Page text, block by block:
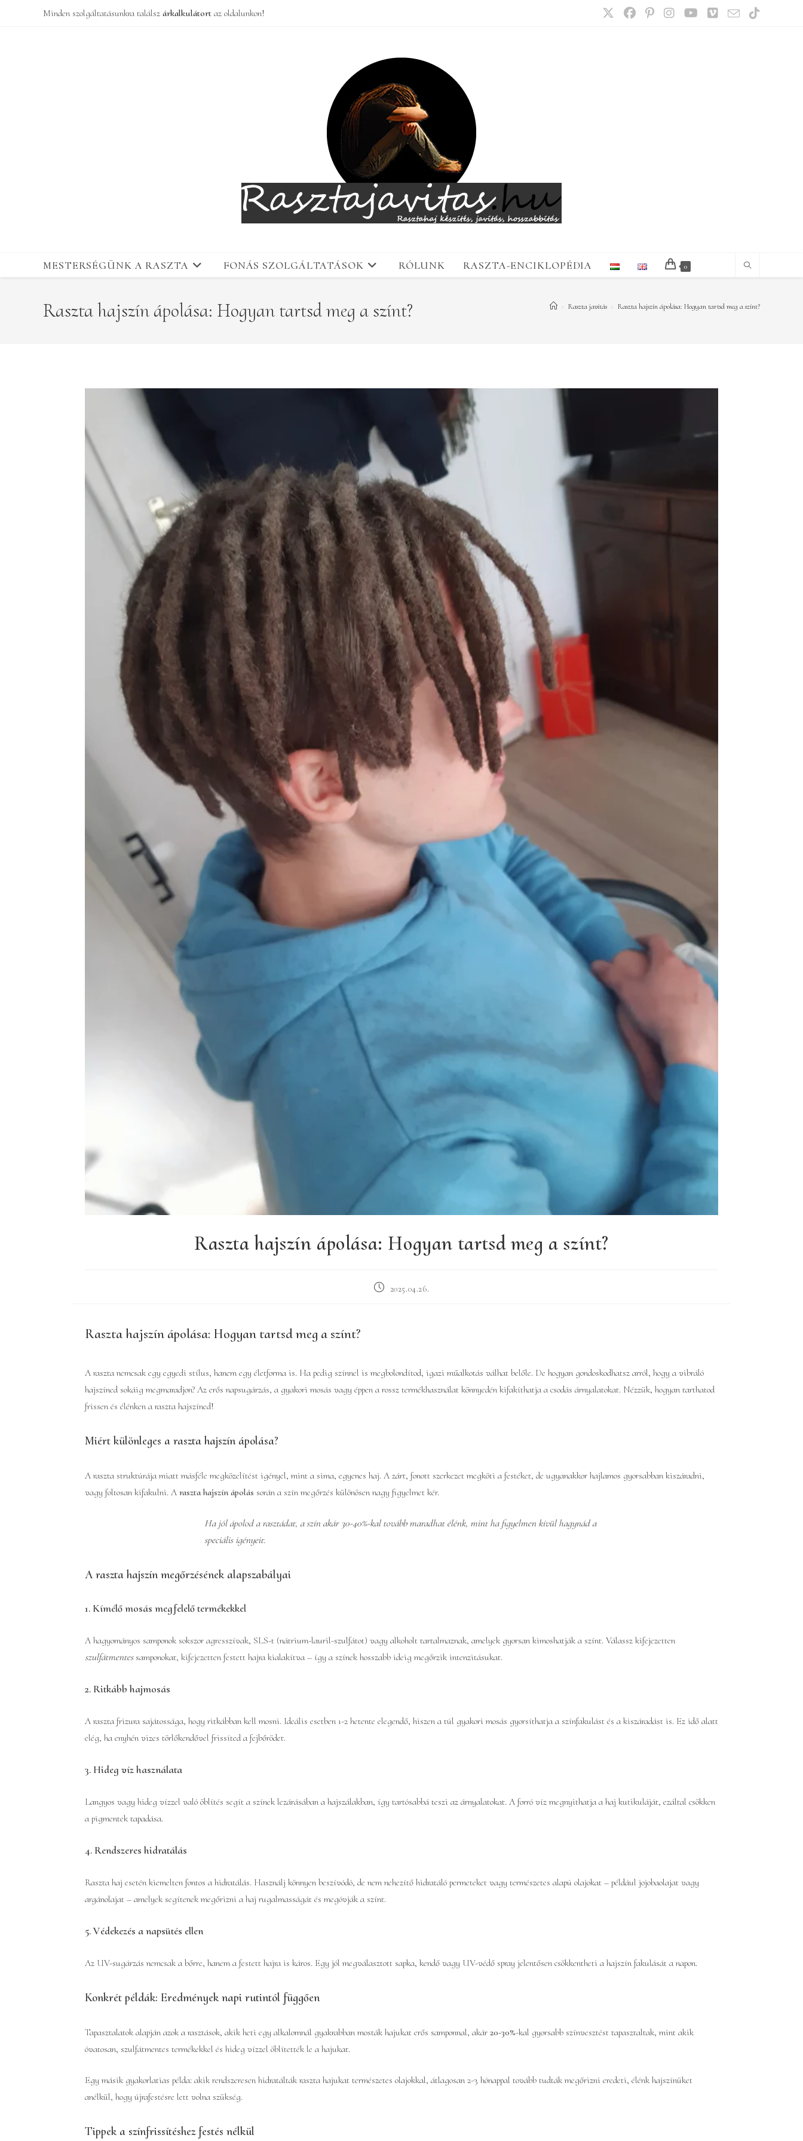
Minden szolgáltatásunkra találsz árkalkulátort az oldalunkon!
MESTERSÉGÜNK A RASZTA FONÁS SZOLGÁLTATÁSOK RÓLUNK RASZTA-ENCIKLOPÉDIA 0
Raszta hajszín ápolása: Hogyan tartsd meg a színt? > Raszta javítás > Raszta hajszín ápolása: Hogyan tartsd meg a színt?
Raszta hajszín ápolása: Hogyan tartsd meg a színt?
Post
2025.04.26.
Raszta hajszín ápolása: Hogyan tartsd meg a színt?
A raszta nemcsak egy egyedi stílus, hanem egy életforma is. Ha pedig színnel is megbolondítod, igazi műalkotás válhat belőle. De hogyan gondoskodhatsz arról, hogy a vibráló
hajszíned sokáig megmaradjon? Az erős napsugárzás, a gyakori mosás vagy éppen a rossz termékhasználat könnyedén kifakíthatja a csodás árnyalatokat. Nézzük, hogyan tarthatod
frissen és élénken a raszta hajszíned!
Miért különleges a raszta hajszín ápolása?
A raszta struktúrája miatt másféle megközelítést igényel, mint a sima, egyenes haj. A zárt, fonott szerkezet megköti a festéket, de ugyanakkor hajlamos gyorsabban kiszáradni,
vagy foltosan kifakulni. A raszta hajszín ápolás során a szín megőrzés különösen nagy figyelmet kér.
Ha jól ápolod a rasztádat, a szín akár 30-40%-kal tovább maradhat élénk, mint ha figyelmen kívül hagynád a
speciális igényeit.
A raszta hajszín megőrzésének alapszabályai
1. Kímélő mosás megfelelő termékekkel
A hagyományos samponok sokszor agresszívak, SLS-t (nátrium-lauril-szulfátot) vagy alkoholt tartalmaznak, amelyek gyorsan kimoshatják a színt. Válassz kifejezetten
szulfátmentessamponokat, kifejezetten festett hajra kialakítva – így a színek hosszabb ideig megőrzik intenzitásukat.
2. Ritkább hajmosás
A raszta frizura sajátossága, hogy ritkábban kell mosni. Ideális esetben 1-2 hetente elegendő, hiszen a túl gyakori mosás gyorsíthatja a színfakulást és a kiszáradást is. Ez idő alatt
elég, ha enyhén vizes törlőkendővel frissíted a fejbőrödet.
3. Hideg víz használata
Langyos vagy hideg vízzel való öblítés segít a színek lezárásában a hajszálakban, így tartósabbá teszi az árnyalatokat. A forró víz megnyithatja a haj kutikuláját, ezáltal csökken
a pigmentek tapadása.
4. Rendszeres hidratálás
Raszta haj esetén kiemelten fontos a hidratálás. Használj könnyen beszívódó, de nem nehezítő hidratáló permeteket vagy természetes alapú olajokat – például jojobaolajat vagy
argánolajat – amelyek segítenek megőrizni a haj rugalmasságát és megóvják a színt.
5. Védekezés a napsütés ellen
Az UV-sugárzás nemcsak a bőrre, hanem a festett hajra is káros. Egy jól megválasztott sapka, kendő vagy UV-védő spray jelentősen csökkentheti a hajszín fakulását a napon.
Konkrét példák: Eredmények napi rutintól függően
Tapasztalatok alapján azok a rasztások, akik heti egy alkalomnál gyakrabban mosták hajukat erős samponnal, akár 20-30%-kal gyorsabb színvesztést tapasztaltak, mint akik
óvatosan, szulfátmentes termékekkel és hideg vízzel öblítették le a hajukat.
Egy másik gyakorlatias példa: akik rendszeresen hidratálták raszta hajukat természetes olajokkal, átlagosan 2-3 hónappal tovább tudták megőrizni eredeti, élénk hajszínüket
anélkül, hogy újrafestésre lett volna szükség.
Tippek a színfrissítéshez festés nélkül